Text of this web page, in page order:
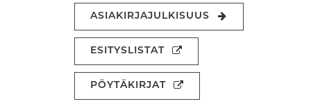
ASIAKIRJAJULKISUUS
ESITYSLISTAT
PÖYTÄKIRJAT